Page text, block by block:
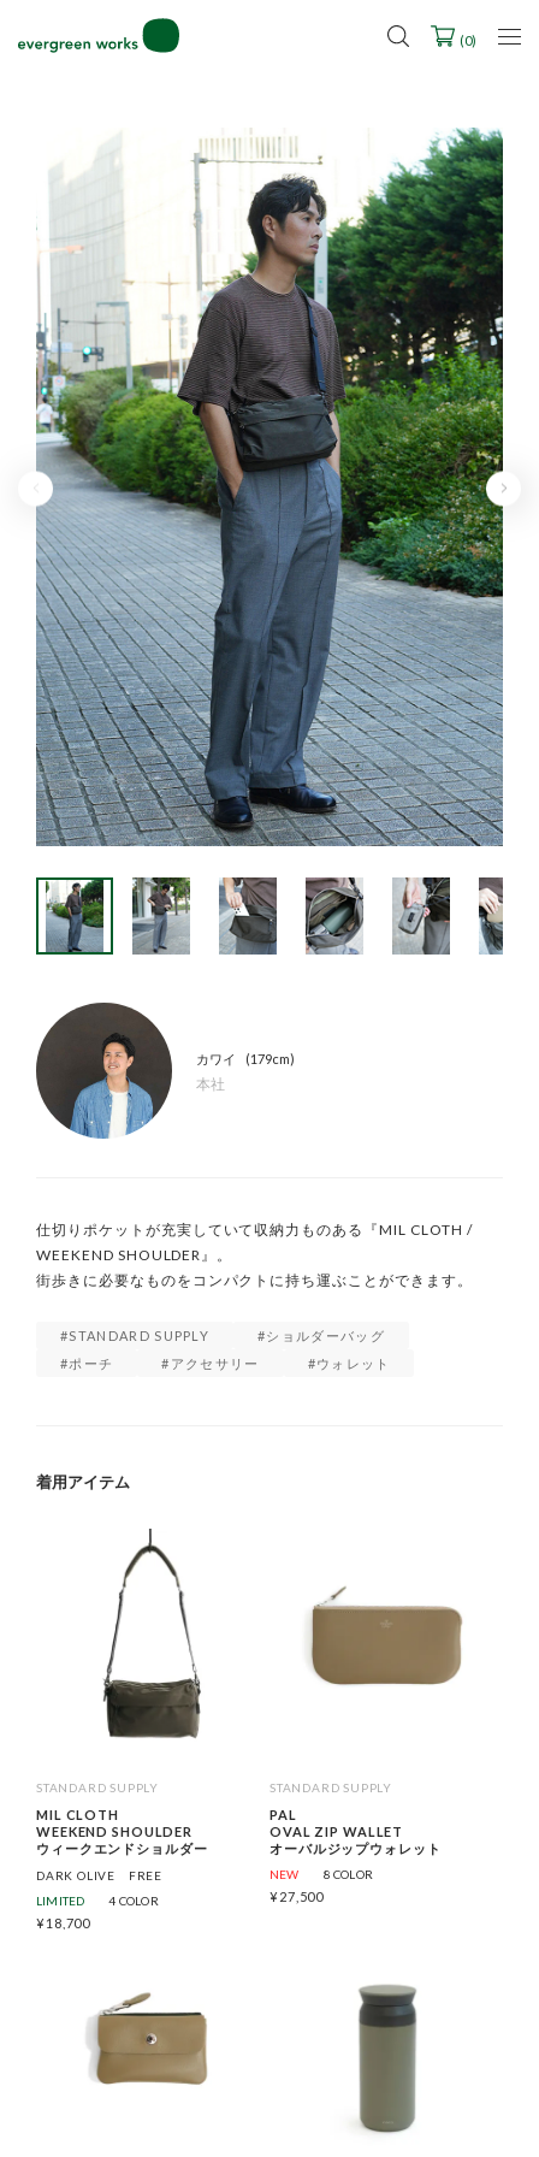
2027年ご入学用ランドセル受注会スケジュール
(0)
カワイ
本社
179cm
仕切りポケットが充実していて収納力ものある『MIL CLOTH /
WEEKEND SHOULDER』。
街歩きに必要なものをコンパクトに持ち運ぶことができます。
STANDARD SUPPLY
ショルダーバッグ
ポーチ
アクセサリー ウォレット
着用アイテム
STANDARD SUPPLY
MIL CLOTH
WEEKEND SHOULDER
ウィークエンドショルダー
DARK OLIVE
FREE
LIMITED
4 COLOR
¥18,700
STANDARD SUPPLY
PAL
OVAL ZIP WALLET
オーバルジップウォレット
NEW 8 COLOR
¥27,500